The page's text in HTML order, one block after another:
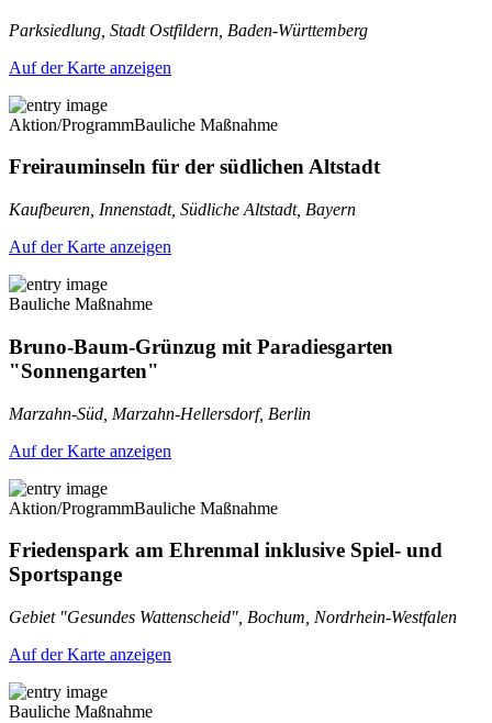
Parksiedlung, Stadt Ostfildern, Baden-Württemberg
Auf der Karte anzeigen
Aktion/ProgrammBauliche Maßnahme
Freirauminseln für der südlichen Altstadt
Kaufbeuren, Innenstadt, Südliche Altstadt, Bayern
Auf der Karte anzeigen
Bauliche Maßnahme
Bruno-Baum-Grünzug mit Paradiesgarten
"Sonnengarten"
Marzahn-Süd, Marzahn-Hellersdorf, Berlin
Auf der Karte anzeigen
Aktion/ProgrammBauliche Maßnahme
Friedenspark am Ehrenmal inklusive Spiel- und
Sportspange
Gebiet "Gesundes Wattenscheid", Bochum, Nordrhein-Westfalen
Auf der Karte anzeigen
Bauliche Maßnahme